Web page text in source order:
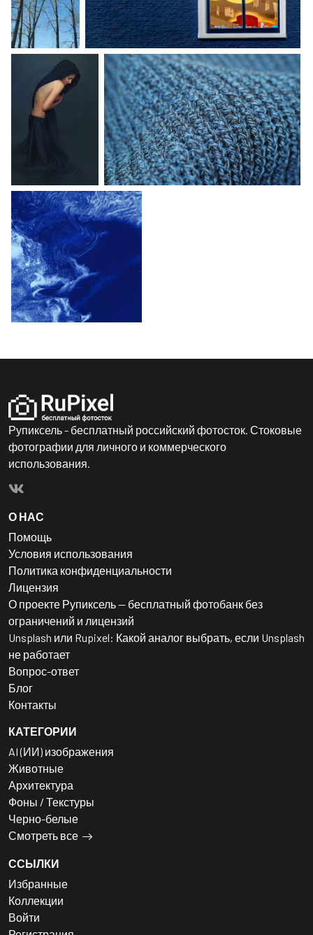
Рупиксель - бесплатный российский фотосток. Стоковые
фотографии для личного и коммерческого
использования.
О НАС
Помощь
Условия использования
Политика конфиденциальности
Лицензия
О проекте Рупиксель — бесплатный фотобанк без
ограничений и лицензий
Unsplash или Rupixel: Какой аналог выбрать, если Unsplash
не работает
Вопрос-ответ
Блог
Контакты
КАТЕГОРИИ
AI (ИИ) изображения
Животные
Архитектура
Фоны / Текстуры
Черно-белые
Смотреть все
ССЫЛКИ
Избранные
Коллекции
Войти